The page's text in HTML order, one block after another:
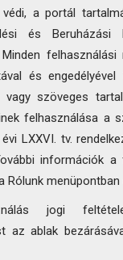
LETÖLTÉS
a portál
és Beruházási
Minden
és
vagy szöveges
felhasználása a
LXXVI. tv.
információk a
Rólunk menüpontban
jogi
az ablak